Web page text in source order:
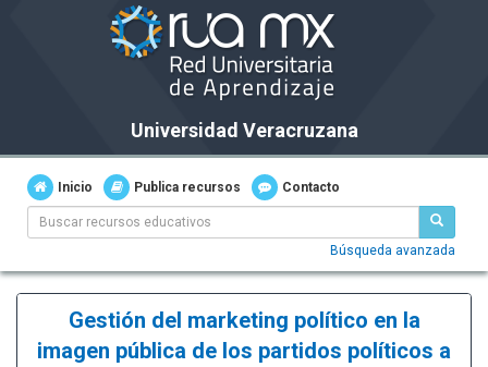
Universidad Veracruzana
Inicio Publica recursos Contacto
Búsqueda avanzada
Gestión del marketing político en la
imagen pública de los partidos políticos a